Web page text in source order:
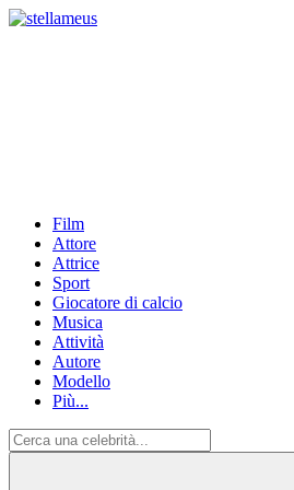
Film
Attore
Attrice
Sport
Giocatore di calcio
Musica
Attività
Autore
Modello
Più...